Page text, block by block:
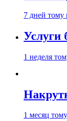
7 дней тому
Услуги
1 неделя
1 месяц